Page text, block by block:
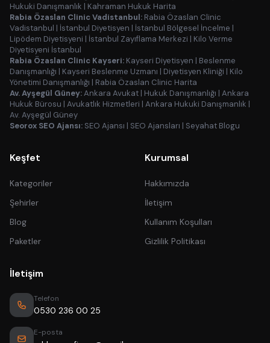
Hukuki Danışmanlık | Kahraman Hukuk Harita
Rabia Özaslan Clinic Vadistanbul: Rabia Özaslan Clinic
Vadistanbul | İstanbul Diyetisyen | İstanbul Bölgesel İncelme |
Lipödem Diyetisyeni | İstanbul Zayıflama Merkezi | Kilo Verme
Diyetisyeni İstanbul
Rabia Özaslan Clinic Kayseri: Kayseri Diyetisyen | Beslenme
Danışmanlığı | Kayseri Beslenme Uzmanı | Diyetisyen Kliniği | Kilo
Yönetimi Danışmanlığı | Rabia Özaslan Clinic Harita
Av. Ayşegül Güney:Ankara Avukat | Hukuk Danışmanlığı | Ankara
Hukuk Bürosu | Avukatlık Hizmetleri | Ankara Hukuki Danışmanlık |
Av. Ayşegül Güney
Seorox SEO Ajansı: SEO Ajansı | SEO Ajansları | Seyahat Blogu
Keşfet
Kategoriler
Şehirler
Blog
Paketler
Kurumsal
Hakkımızda
İletişim
Kullanım Koşulları
Gizlilik Politikası
İletişim
Telefon
0530 236 00 25
E-posta